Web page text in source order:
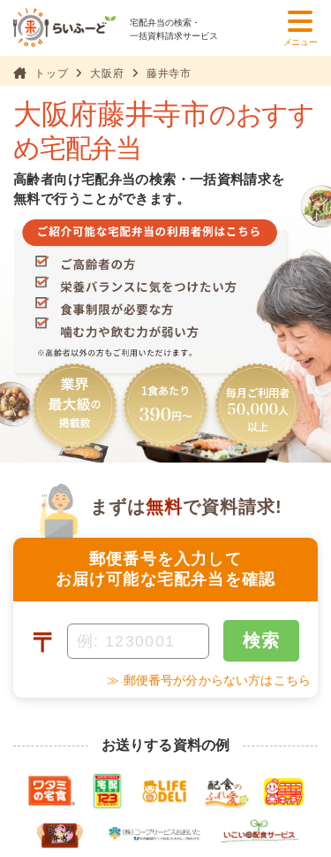
宅配弁当の検索・
一括資料請求サービス
メニュー
トップ 大阪府 藤井寺市
大阪府藤井寺市のおすす
め宅配弁当
高齢者向け宅配弁当の検索・一括資料請求を
無料で行うことができます。
郵便番号を入力して
お届け可能な宅配弁当を確認
まずは無料で資料請求!
〒 検索
≫ 郵便番号が分からない方はこちら
お送りする資料の例